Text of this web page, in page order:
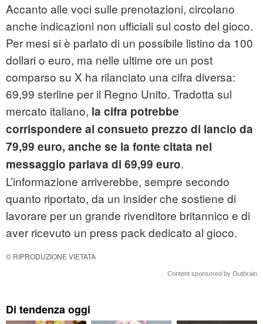
Accanto alle voci sulle prenotazioni, circolano
anche indicazioni non ufficiali sul costo del gioco.
Per mesi si è parlato di un possibile listino da 100
dollari o euro, ma nelle ultime ore un post
comparso su X ha rilanciato una cifra diversa:
69,99 sterline per il Regno Unito. Tradotta sul
mercato italiano, la cifra potrebbe
corrispondere al consueto prezzo di lancio da
79,99 euro, anche se la fonte citata nel
messaggio parlava di 69,99 euro.
L’informazione arriverebbe, sempre secondo
quanto riportato, da un insider che sostiene di
lavorare per un grande rivenditore britannico e di
aver ricevuto un press pack dedicato al gioco.
© RIPRODUZIONE VIETATA
Content sponsored by Outbrain
Di tendenza oggi